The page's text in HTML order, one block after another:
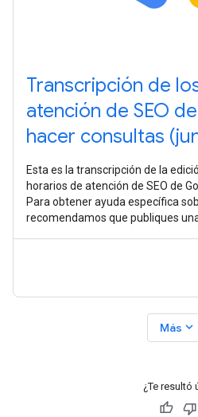
Transcripción de
atención de SEO
hacer consultas
Esta es la transcripción de la
horarios de atención de SEO de
Para obtener ayuda específica
recomendamos que publiques
Más expand_more
¿Te resultó